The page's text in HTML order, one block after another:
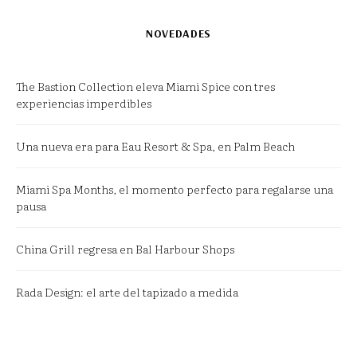
NOVEDADES
The Bastion Collection eleva Miami Spice con tres
experiencias imperdibles
Una nueva era para Eau Resort & Spa, en Palm Beach
Miami Spa Months, el momento perfecto para regalarse una
pausa
China Grill regresa en Bal Harbour Shops
Rada Design: el arte del tapizado a medida